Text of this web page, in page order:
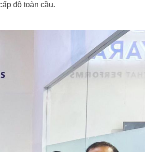
độ toàn cầu.